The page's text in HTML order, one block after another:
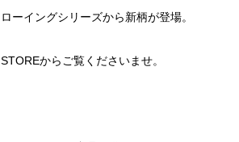
ーイングシリーズから新柄が登場。
からご覧くださいませ。